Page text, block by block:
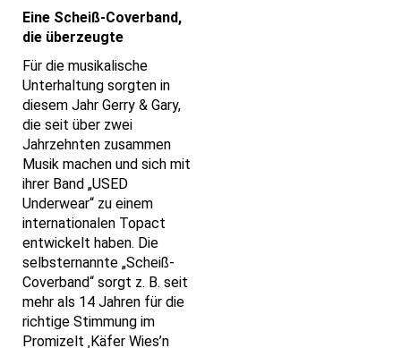
Eine Scheiß-Coverband,
die überzeugte
Für die musikalische
Unterhaltung sorgten in
diesem Jahr Gerry & Gary,
die seit über zwei
Jahrzehnten zusammen
Musik machen und sich mit
ihrer Band „USED
Underwear“ zu einem
internationalen Topact
entwickelt haben. Die
selbsternannte „Scheiß-
Coverband“ sorgt z. B. seit
mehr als 14 Jahren für die
richtige Stimmung im
Promizelt ‚Käfer Wies’n